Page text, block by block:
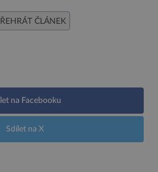
ČLÁNEK
na Facebooku
Sdílet na X